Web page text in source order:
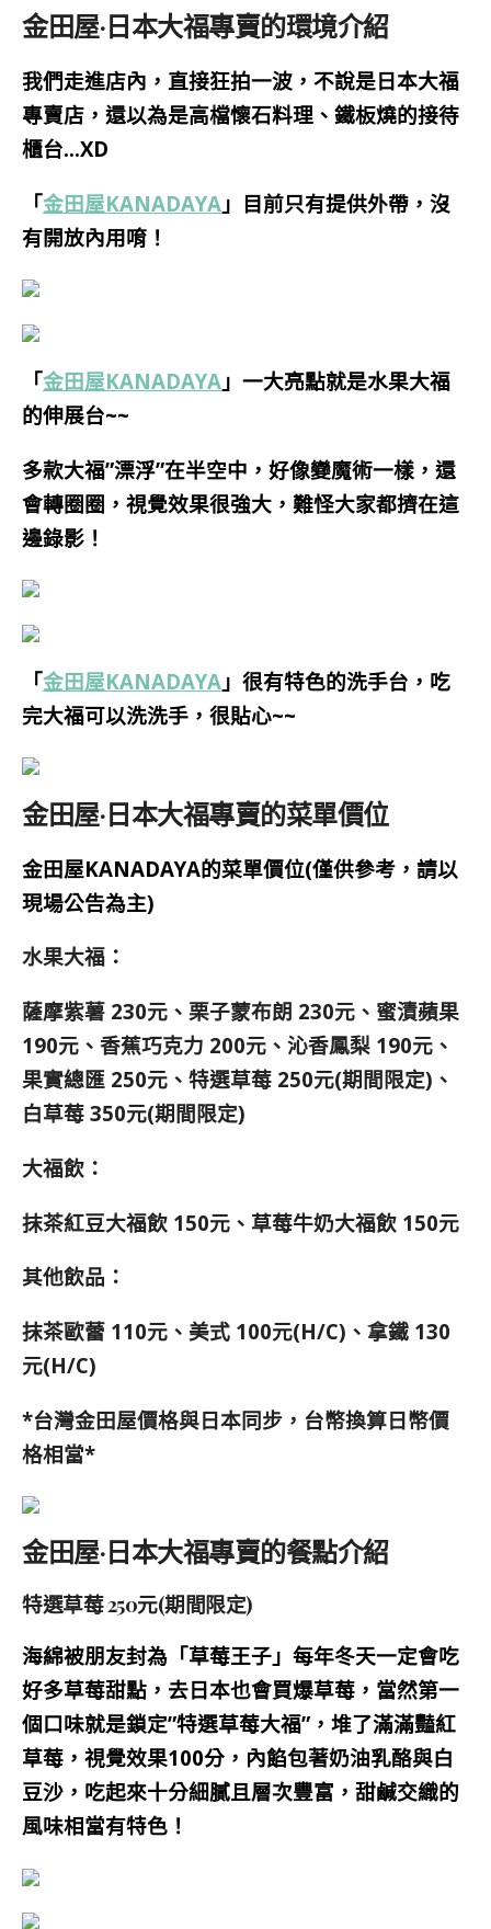
金田屋·日本大福專賣的環境介紹
我們走進店內，直接狂拍一波，不說是日本大福
專賣店，還以為是高檔懷石料理、鐵板燒的接待
櫃台…XD
「金田屋KANADAYA 」目前只有提供外帶，沒
有開放內用唷！
「金田屋KANADAYA 」一大亮點就是水果大福
的伸展台~~
多款大福”漂浮”在半空中，好像變魔術一樣，還
會轉圈圈，視覺效果很強大，難怪大家都擠在這
邊錄影！
「金田屋KANADAYA 」很有特色的洗手台，吃
完大福可以洗洗手，很貼心~~
金田屋·日本大福專賣的菜單價位
金田屋KANADAYA的菜單價位(僅供參考，請以
現場公告為主)
水果大福：
薩摩紫薯 230元、 栗子蒙布朗 230元 、 蜜漬蘋果
190元 、 香蕉巧克力 200元 、 沁香鳳梨 190元 、
果實總匯 250元 、 特選草莓 250元(期間限定) 、
白草莓 350元(期間限定)
大福飲：
抹茶紅豆大福飲 150元、草莓牛奶大福飲 150元
其他飲品：
抹茶歐蕾 110元、 美式 100元(H/C)、 拿鐵 130
元(H/C)
*台灣金田屋價格與日本同步，台幣換算日幣價
格相當*
金田屋·日本大福專賣的餐點介紹
特選草莓 250元(期間限定)
海綿被朋友封為 「草莓王子 」每年冬天一定會吃
好多草莓甜點，去日本也會買爆草莓，當然第一
個口味就是鎖定”特選草莓大福”，堆了滿滿豔紅
草莓，視覺效果100分， 內餡包著奶油乳酪與白
豆沙，吃起來十分細膩且層次豐富，甜鹹交織的
風味相當有特色！